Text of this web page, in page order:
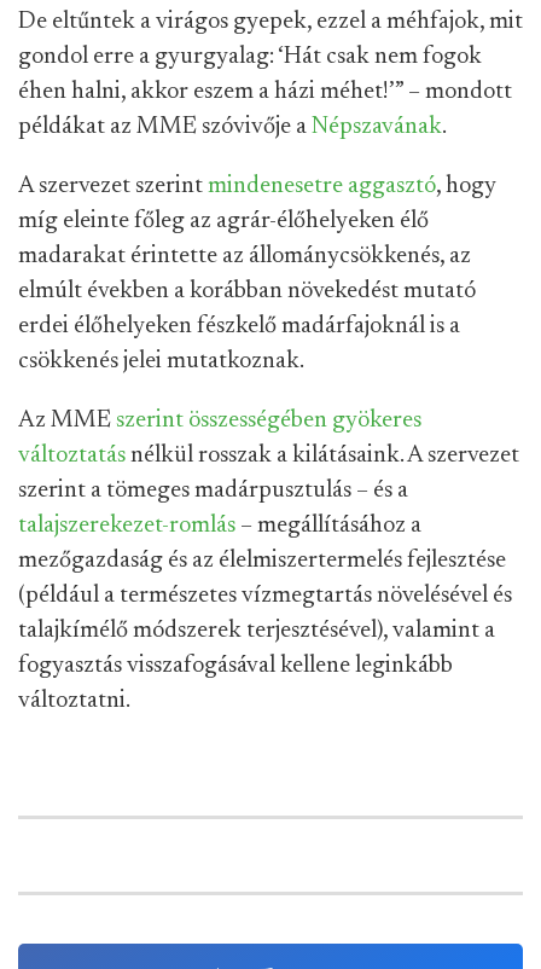
De eltűntek a virágos gyepek, ezzel a méhfajok, mit
gondol erre a gyurgyalag: ‘Hát csak nem fogok
éhen halni, akkor eszem a házi méhet!’” – mondott
példákat az MME szóvivője a Népszavának.
A szervezet szerint mindenesetre aggasztó, hogy
míg eleinte főleg az agrár-élőhelyeken élő
madarakat érintette az állománycsökkenés, az
elmúlt években a korábban növekedést mutató
erdei élőhelyeken fészkelő madárfajoknál is a
csökkenés jelei mutatkoznak.
Az MME szerint összességében gyökeres
változtatás nélkül rosszak a kilátásaink. A szervezet
szerint a tömeges madárpusztulás – és a
talajszerekezet-romlás – megállításához a
mezőgazdaság és az élelmiszertermelés fejlesztése
(például a természetes vízmegtartás növelésével és
talajkímélő módszerek terjesztésével), valamint a
fogyasztás visszafogásával kellene leginkább
változtatni.